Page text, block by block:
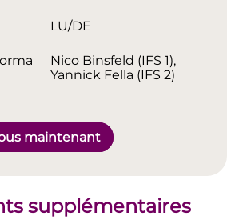
LU/DE
Nico Binsfeld (IFS 1),
Yannick Fella (IFS 2)
maintenant
supplémentaires